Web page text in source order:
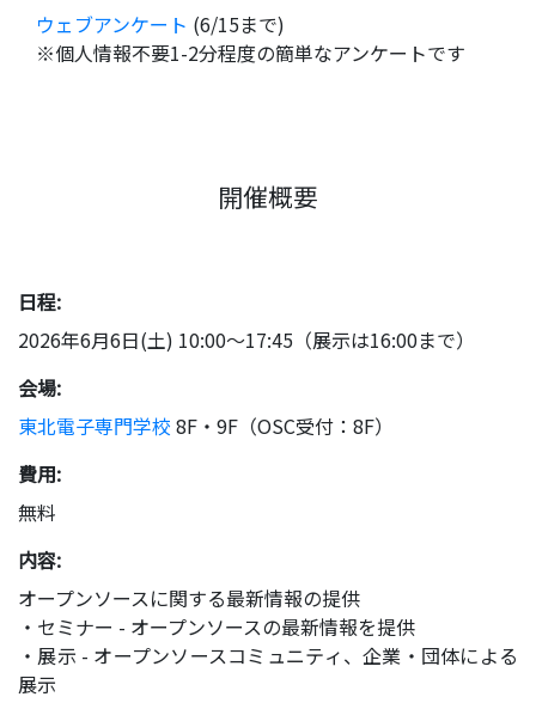
ウェブアンケート (6/15まで)
※個人情報不要1-2分程度の簡単なアンケートです
開催概要
日程:
2026年6月6日(土) 10:00～17:45（展示は16:00まで）
会場:
東北電子専門学校 8F・9F（OSC受付：8F）
費用:
無料
内容:
オープンソースに関する最新情報の提供
・セミナー - オープンソースの最新情報を提供
・展示 - オープンソースコミュニティ、企業・団体による
展示